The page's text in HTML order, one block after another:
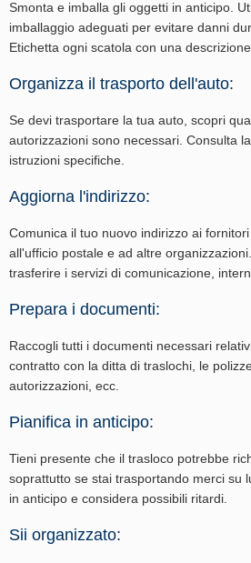
Smonta e imballa gli oggetti in anticipo.
imballaggio adeguati per evitare danni
Etichetta ogni scatola con una
Organizza il trasporto dell'auto:
Se devi trasportare la tua auto, scopri
autorizzazioni sono necessari. Consulta
istruzioni specifiche.
Aggiorna l'indirizzo:
Comunica il tuo nuovo indirizzo ai
all'ufficio postale e ad altre
trasferire i servizi di comunicazione,
Prepara i documenti:
Raccogli tutti i documenti necessari
contratto con la ditta di traslochi, le
autorizzazioni, ecc.
Pianifica in anticipo:
Tieni presente che il trasloco potrebbe
soprattutto se stai trasportando merci su
in anticipo e considera possibili ritardi.
Sii organizzato: